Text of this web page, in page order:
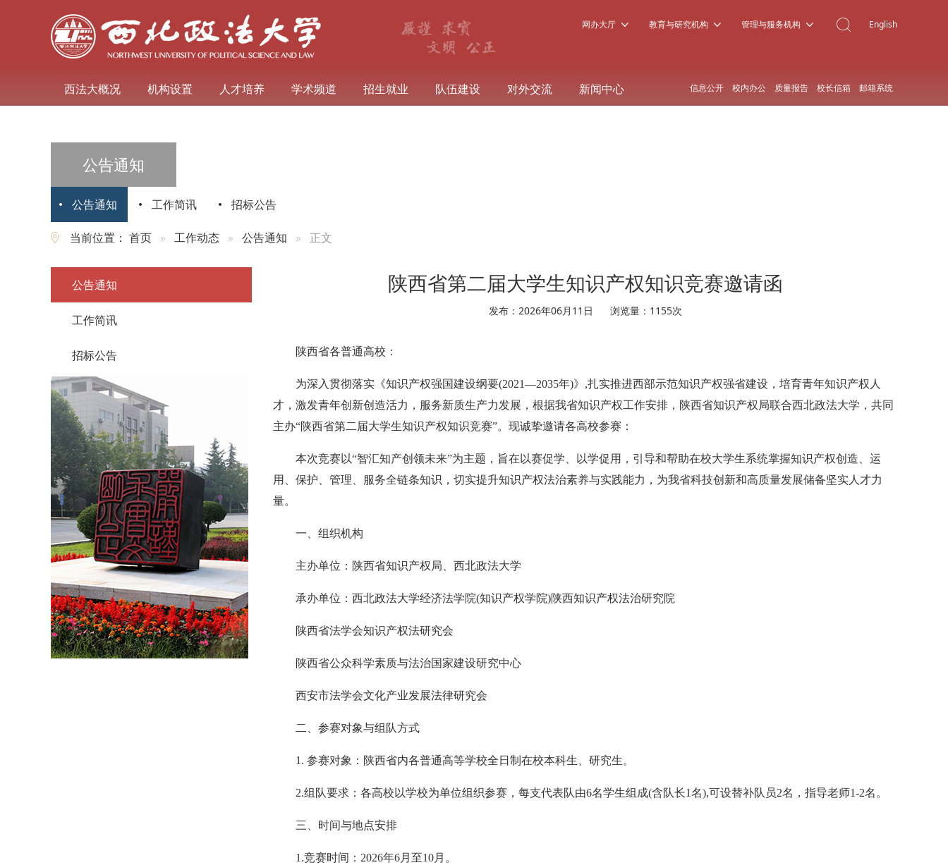
网办大厅 教育与研究机构 管理与服务机构 English
西法大概况 机构设置 人才培养 学术频道 招生就业 队伍建设 对外交流 新闻中心 信息公开 校内办公 质量报告 校长信箱 邮箱系统
公告通知
公告通知 工作简讯 招标公告
当前位置： 首页 工作动态 公告通知 正文
公告通知
工作简讯
招标公告
陕西省第二届大学生知识产权知识竞赛邀请函
发布：2026年06月11日 浏览量： 1155次
陕西省各普通高校：
为深入贯彻落实《知识产权强国建设纲要(2021—2035年)》,扎实推进西部示范知识产权强省建设，培育青年知识产权人
才， 激发青年创新创造活力，服务新质生产力发展，根据我省知识产权工作安排，陕西省知识产权局联合西北政法大学，共同
主办“陕西省第二届大学生知识产权知识竞赛”。现诚挚邀请各高校参赛：
本次竞赛以“智汇知产创领未来”为主题，旨在以赛促学、
以学促用，引导和帮助在校大学生系统掌握知识产权创造、运
用、 保护、管理、服务全链条知识，切实提升知识产权法治素养与实践能力，为我省科技创新和高质量发展储备坚实人才力
量。
一、组织机构
主办单位：陕西省知识产权局、西北政法大学
承办单位：西北政法大学经济法学院(知识产权学院)陕西知识产权法治研究院
陕西省法学会知识产权法研究会
陕西省公众科学素质与法治国家建设研究中心
西安市法学会文化产业发展法律研究会
二、参赛对象与组队方式
1. 参赛对象：陕西省内各普通高等学校全日制在校本科生、 研究生。
2.组队要求：各高校以学校为单位组织参赛， 每支代表队由6名学生组成(含队长1名),可设替补队员2名，指导老师1-2名。
三、时间与地点安排
1.竞赛时间：2026年6月至10月。